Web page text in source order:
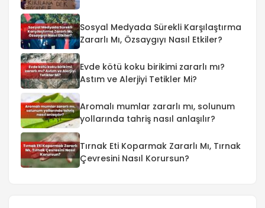
Sosyal Medyada Sürekli Karşılaştırma
Zararlı Mı, Özsaygıyı Nasıl Etkiler?
Evde kötü koku birikimi zararlı mı?
Astım ve Alerjiyi Tetikler Mi?
Aromalı mumlar zararlı mı, solunum
yollarında tahriş nasıl anlaşılır?
Tırnak Eti Koparmak Zararlı Mı, Tırnak
Çevresini Nasıl Korursun?